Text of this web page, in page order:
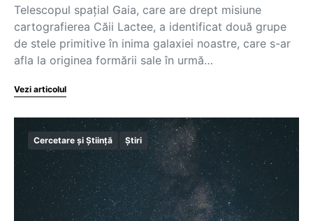
Telescopul spaţial Gaia, care are drept misiune
cartografierea Căii Lactee, a identificat două grupe
de stele primitive în inima galaxiei noastre, care s-ar
afla la originea formării sale în urmă…
Vezi articolul
Cercetare și Știință Știri